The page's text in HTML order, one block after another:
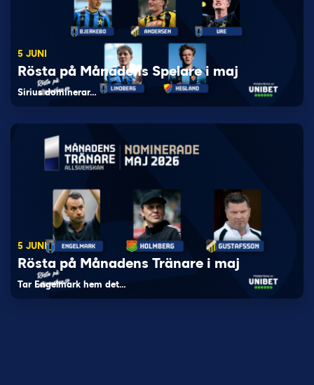
5 JUNI
Rösta på Månadens Spelare i maj
Sirius dominerar…
5 JUNI
Rösta på Månadens Tränare i maj
Tar Engelmark hem det…